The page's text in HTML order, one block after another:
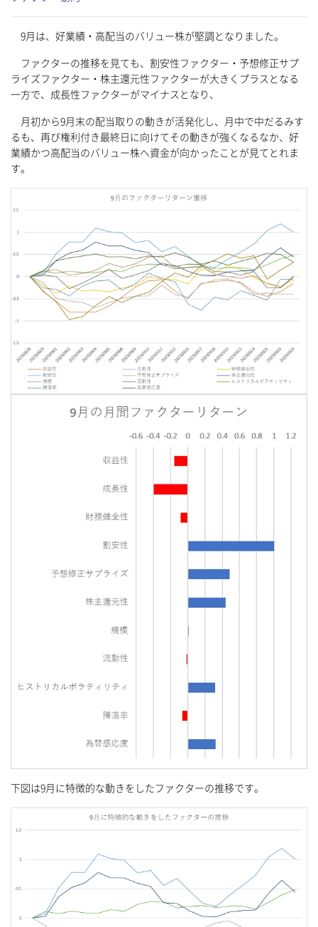
9月は、好業績・高配当のバリュー株が堅調となりました。
ファクターの推移を見ても、割安性ファクター・予想修正サプ
ライズファクター・株主還元性ファクターが大きくプラスとなる
一方で、成長性ファクターがマイナスとなり、
月初から9月末の配当取りの動きが活発化し、月中で中だるみす
るも、再び権利付き最終日に向けてその動きが強くなるなか、好
業績かつ高配当のバリュー株へ資金が向かったことが見てとれま
す。
下図は9月に特徴的な動きをしたファクターの推移です。